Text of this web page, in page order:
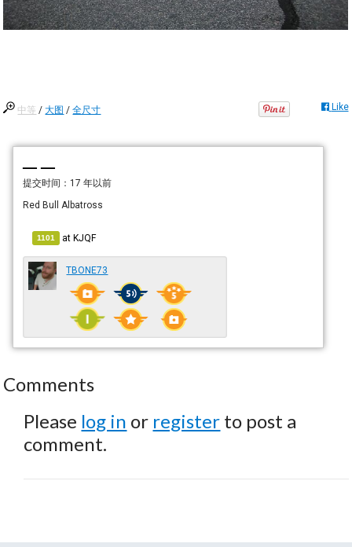
中等 /大图 /全尺寸 Like
— —
提交时间： 17 年以前
Red Bull Albatross
1101 atKJQF
TBONE73
Comments
Please log in or register to post a
comment.